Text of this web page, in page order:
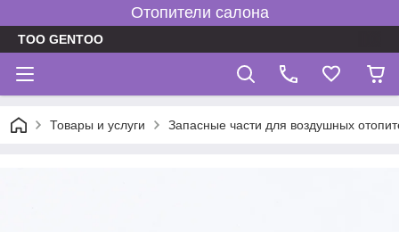
Отопители салона
TOO GENTOO
Товары и услуги Запасные части для воздушных